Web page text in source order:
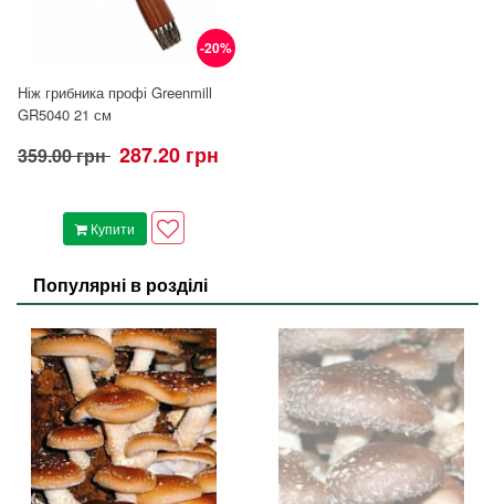
-20%
Ніж грибника профі Greenmill
GR5040 21 см
359.00 грн 287.20 грн
Купити
Популярні в розділі